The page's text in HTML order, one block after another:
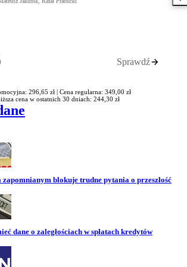
Sprawdź
296,65 zł | Cena regularna: 349,00 zł
cena w ostatnich 30 dniach: 244,30 zł
blokuje trudne pytania o przeszłość
dane o zaległościach w spłatach kredytów